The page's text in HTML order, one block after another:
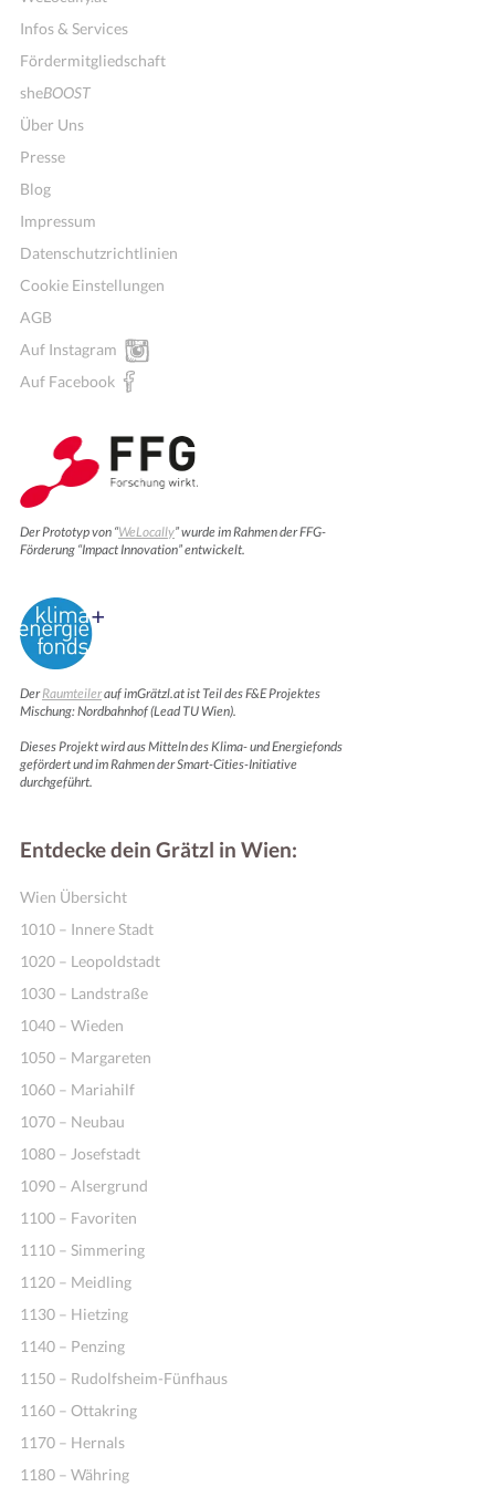
Online Shops
Infos & Services
Fördermitgliedschaft
sheBOOST
Über Uns
Presse
Blog
Impressum
Datenschutzrichtlinien
Cookie Einstellungen
AGB
Auf Instagram
Auf Facebook
Der Prototyp von “WeLocally” wurde im Rahmen der FFG-
Förderung “Impact Innovation” entwickelt.
DerRaumteilerauf imGrätzl.at ist Teil des F&E Projektes
Mischung: Nordbahnhof (Lead TU Wien).
Dieses Projekt wird aus Mitteln des Klima- und Energiefonds
gefördert und im Rahmen der Smart-Cities-Initiative
durchgeführt.
Entdecke dein Grätzl in Wien:
Wien Übersicht
1010 – Innere Stadt
1020 – Leopoldstadt
1030 – Landstraße
1040 – Wieden
1050 – Margareten
1060 – Mariahilf
1070 – Neubau
1080 – Josefstadt
1090 – Alsergrund
1100 – Favoriten
1110 – Simmering
1120 – Meidling
1130 – Hietzing
1140 – Penzing
1150 – Rudolfsheim-Fünfhaus
1160 – Ottakring
1170 – Hernals
1180 – Währing